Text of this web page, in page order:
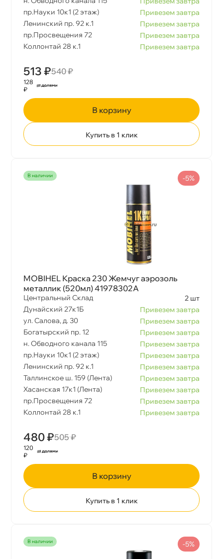
пр.Науки 10к1 (2 этаж)
Привезем завтра
Ленинский пр. 92 к.1
Привезем завтра
пр.Просвещения 72
Привезем завтра
Коллонтай 28 к.1
Привезем завтра
513 ₽540 ₽
128
₽
корзину
Купить в 1 клик
наличии
MOBIHEL Краска 230 Жемчуг аэрозоль
металлик (520мл) 41978302A
Центральный Склад
2 шт
Дунайский 27к1Б
Привезем завтра
ул. Салова, д. 30
Привезем завтра
Богатырский пр. 12
Привезем завтра
н. Обводного канала 115
Привезем завтра
пр.Науки 10к1 (2 этаж)
Привезем завтра
Ленинский пр. 92 к.1
Привезем завтра
Таллинское ш. 159 (Лента)
Привезем завтра
Хасанская 17к1 (Лента)
Привезем завтра
пр.Просвещения 72
Привезем завтра
Коллонтай 28 к.1
Привезем завтра
480 ₽505 ₽
-5%
120
₽
корзину
Купить в 1 клик
наличии -5%